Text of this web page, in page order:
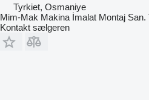
Tyrkiet, Osmaniye
Mim-Mak Makina İmalat Montaj San.
Kontakt sælgeren